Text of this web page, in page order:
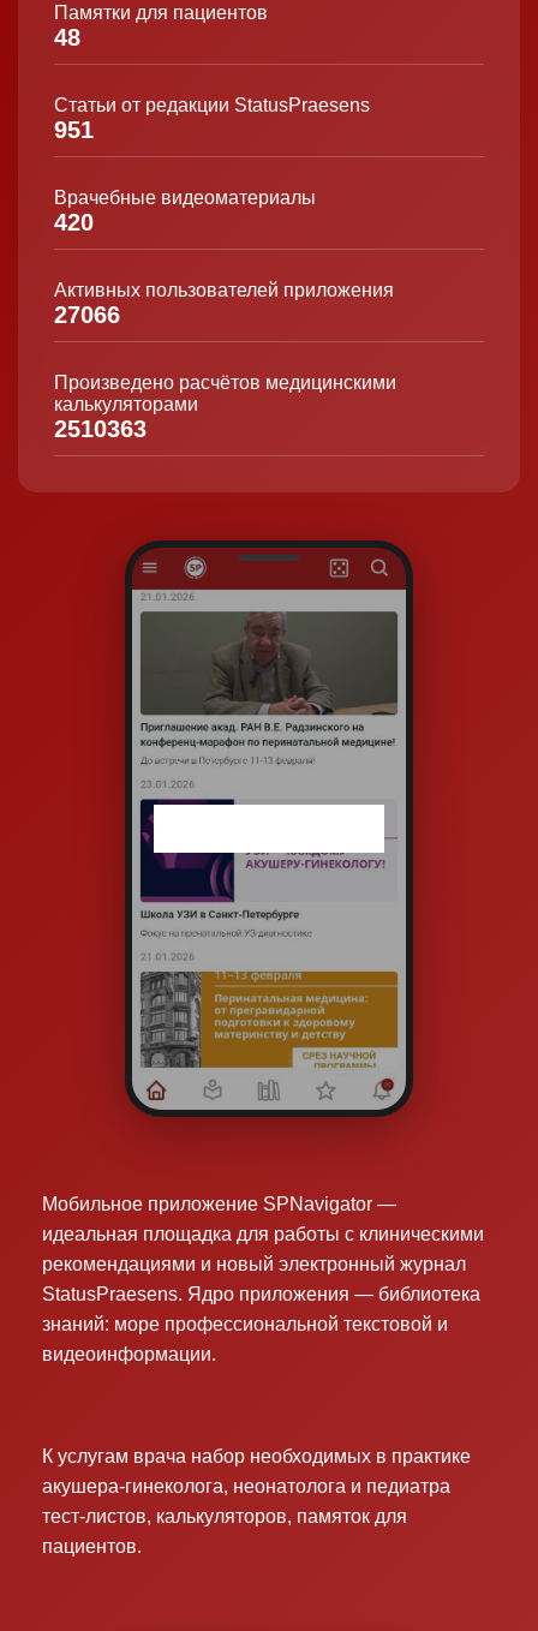
Памятки для пациентов
48
Статьи от редакции StatusPraesens
951
Врачебные видеоматериалы
420
Активных пользователей приложения
27066
Произведено расчётов медицинскими
калькуляторами
2510363
Мобильное приложение SPNavigator —
идеальная площадка для работы с клиническими
рекомендациями и новый электронный журнал
StatusPraesens. Ядро приложения — библиотека
знаний: море профессиональной текстовой и
видеоинформации.
К услугам врача набор необходимых в практике
акушера-гинеколога, неонатолога и педиатра
тест-листов, калькуляторов, памяток для
пациентов.